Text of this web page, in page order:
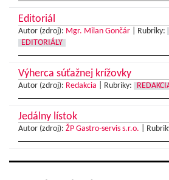
Editoriál
Autor (zdroj): Mgr. Milan Gončár Rubriky:
EDITORIÁLY
Výherca súťažnej krížovky
Autor (zdroj): Redakcia Rubriky:
Jedálny lístok
Autor (zdroj): ŽP Gastro-servis s.r.o.